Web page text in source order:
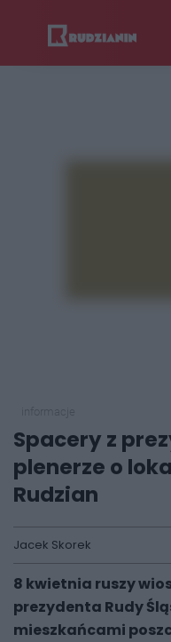
Spacery z
plenerze o
Rudzian
Jacek Skorek
8 kwietnia ruszy
prezydenta Rudy
mieszkańcami